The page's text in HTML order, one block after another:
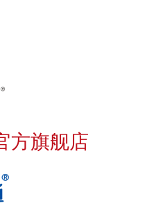
方旗舰店